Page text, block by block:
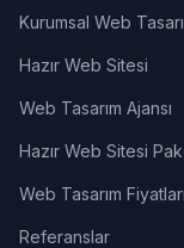
Kurumsal Web
Hazır Web Sitesi
Web Tasarım Ajansı
Hazır Web Sitesi
Web Tasarım Fiyatları
Referanslar